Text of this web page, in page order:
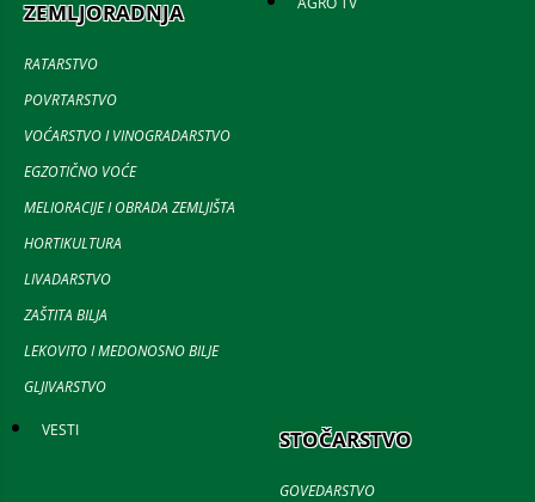
ZEMLJORADNJA
RATARSTVO
POVRTARSTVO
VOĆARSTVO I VINOGRADARSTVO
EGZOTIČNO VOĆE
MELIORACIJE I OBRADA ZEMLJIŠTA
HORTIKULTURA
LIVADARSTVO
ZAŠTITA BILJA
LEKOVITO I MEDONOSNO BILJE
GLJIVARSTVO
VESTI STOČARSTVO
GOVEDARSTVO